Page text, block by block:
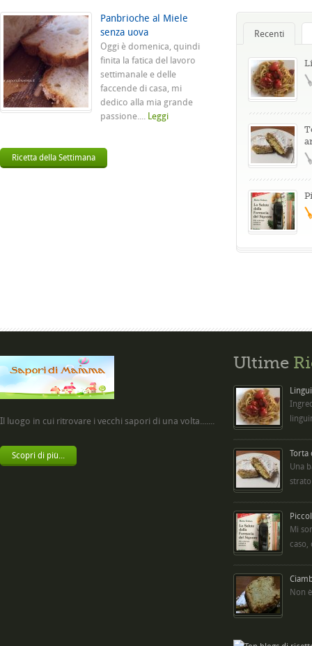
Panbrioche al Miele
senza uova
Oggi è domenica, quindi
finita la fatica del lavoro
settimanale e delle
faccende di casa, mi
dedico alla mia grande
passione.... Leggi
Ricetta della Settimana
Recenti
Il luogo in cui ritrovare i vecchi sapori di una volta.......
Scopri di più...
Ultime
Torta
Una
Mi
caso,
Non